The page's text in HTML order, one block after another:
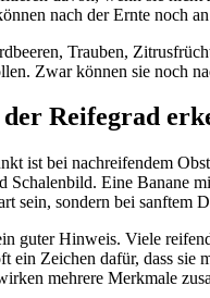
nach der Ernte noch
Trauben,
Zwar können sie noch
Reifegrad
ist bei nachreifendem
Schalenbild. Eine Banane
sein, sondern bei sanftem
guter Hinweis. Viele
ein Zeichen dafür, dass sie
mehrere Merkmale